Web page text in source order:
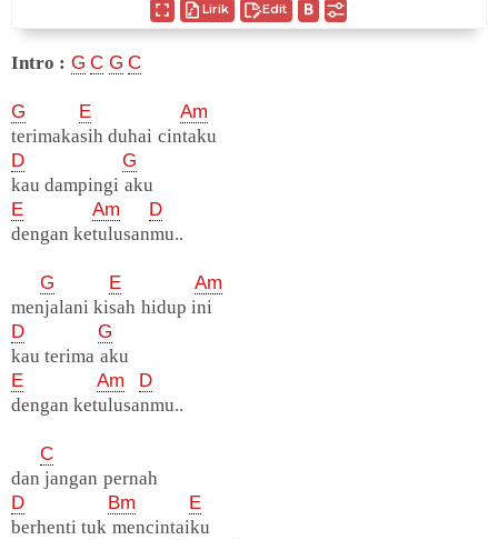
Lirik Edit
Intro : G C G C
G E
Am
terimakasih duhai cintaku
D
G
kau dampingi aku
E
Am
D
dengan ketulusanmu..
G E
Am
menjalani kisah hidup ini
D
G
kau terima aku
E
Am
D
dengan ketulusanmu..
C
dan jangan pernah
D
Bm
E
berhenti tuk mencintaiku